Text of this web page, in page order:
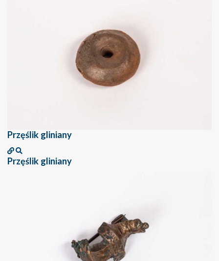
Przęślik gliniany
Przęślik gliniany